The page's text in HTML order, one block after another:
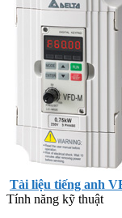
Tài liệu tiếng anh
Tính năng kỹ thuật